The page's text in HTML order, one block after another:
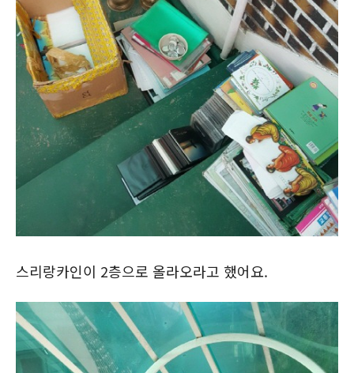
스리랑카인이 2층으로 올라오라고 했어요.